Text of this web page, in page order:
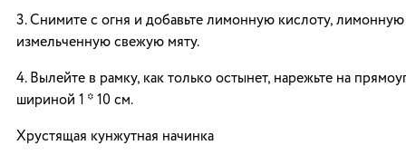
3. Снимите с огня и добавьте лимонную кислоту,
измельченную свежую мяту.
4. Вылейте в рамку, как только остынет, нарежьте на
шириной 1 * 10 см.
Хрустящая кунжутная начинка